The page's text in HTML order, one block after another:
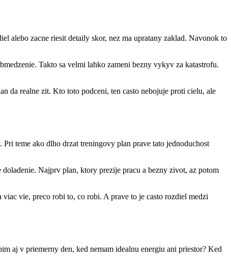
alebo zacne riesit detaily skor, nez ma upratany zaklad. Navonok to
Takto sa velmi lahko zameni bezny vykyv za katastrofu.
da realne zit. Kto toto podceni, ten casto nebojuje proti cielu, ale
teme ako dlho drzat treningovy plan prave tato jednoduchost
Najprv plan, ktory prezije pracu a bezny zivot, az potom
vie, preco robi to, co robi. A prave to je casto rozdiel medzi
aj v priemerny den, ked nemam idealnu energiu ani priestor? Ked